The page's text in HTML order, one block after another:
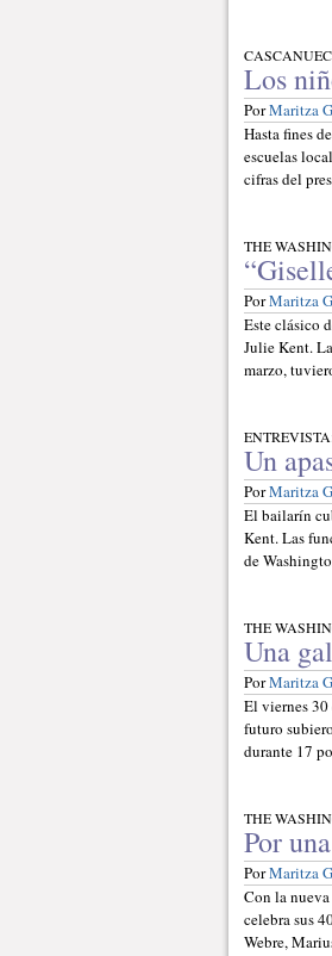
Los
PorMaritza
Hasta fines
escuelas
cifras del
THE
PorMaritza
Este clásico
Julie Kent.
marzo,
Un
PorMaritza
El bailarín
Kent. Las
de
THE
Una
PorMaritza
El viernes 30
futuro
durante 17
THE
Por
PorMaritza
Con la
celebra sus
Webre,